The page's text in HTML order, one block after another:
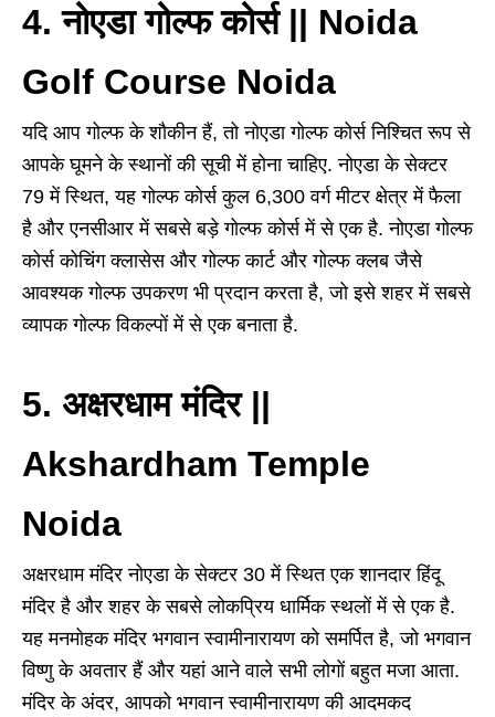
4. नोएडा गोल्फ कोर्स || Noida
Golf Course Noida
यदि आप गोल्फ के शौकीन हैं, तो नोएडा गोल्फ कोर्स निश्चित रूप से
आपके घूमने के स्थानों की सूची में होना चाहिए. नोएडा के सेक्टर
79 में स्थित, यह गोल्फ कोर्स कुल 6,300 वर्ग मीटर क्षेत्र में फैला
है और एनसीआर में सबसे बड़े गोल्फ कोर्स में से एक है. नोएडा गोल्फ
कोर्स कोचिंग क्लासेस और गोल्फ कार्ट और गोल्फ क्लब जैसे
आवश्यक गोल्फ उपकरण भी प्रदान करता है, जो इसे शहर में सबसे
व्यापक गोल्फ विकल्पों में से एक बनाता है.
5. अक्षरधाम मंदिर ||
Akshardham Temple
Noida
अक्षरधाम मंदिर नोएडा के सेक्टर 30 में स्थित एक शानदार हिंदू
मंदिर है और शहर के सबसे लोकप्रिय धार्मिक स्थलों में से एक है.
यह मनमोहक मंदिर भगवान स्वामीनारायण को समर्पित है, जो भगवान
विष्णु के अवतार हैं और यहां आने वाले सभी लोगों बहुत मजा आता.
मंदिर के अंदर, आपको भगवान स्वामीनारायण की आदमकद